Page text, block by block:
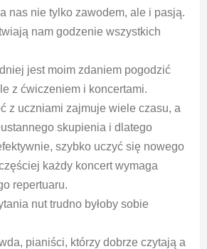
nas nie tylko zawodem, ale i pasją.
nam godzenie wszystkich
jest moim zdaniem pogodzić
z ćwiczeniem i koncertami.
z uczniami zajmuje wiele czasu, a
skupienia i dlatego
szybko uczyć się nowego
każdy koncert wymaga
repertuaru.
nut trudno byłoby sobie
pianiści, którzy dobrze czytają a